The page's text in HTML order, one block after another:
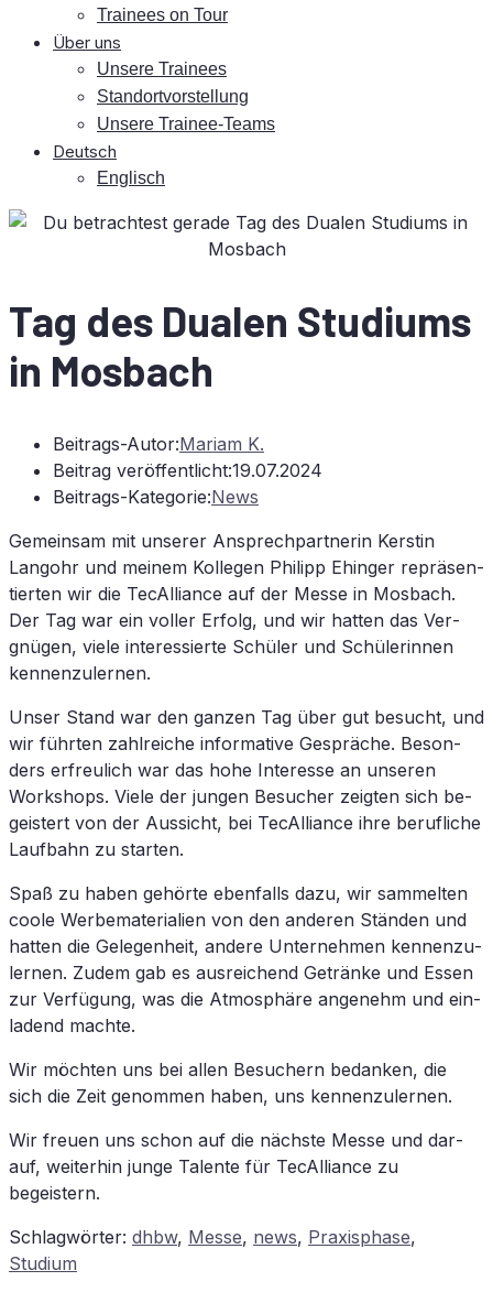
Trai­nees on Tour
Über uns
Un­se­re Trainees
Stand­ort­vor­stel­lung
Un­se­re Trainee-Teams
Deutsch
Eng­lisch
Tag des Dua­len Stu­di­ums
in Mosbach
Beitrags-Autor:Mariam K.
Beitrag veröffentlicht:19.07.2024
Beitrags-Kategorie:News
Ge­mein­sam mit un­se­rer An­sprech­part­ne­rin Kers­tin
Lang­ohr und mei­nem Kol­le­gen Phil­ipp Ehin­ger re­prä­sen­
tier­ten wir die TecAlliance auf der Mes­se in Mos­bach.
Der Tag war ein vol­ler Er­folg, und wir hat­ten das Ver­
gnü­gen, vie­le in­ter­es­sier­te Schü­ler und Schü­le­rin­nen
kennenzulernen.
Un­ser Stand war den gan­zen Tag über gut be­sucht, und
wir führ­ten zahl­rei­che in­for­ma­ti­ve Ge­sprä­che. Be­son­
ders er­freu­lich war das hohe In­ter­es­se an un­se­ren
Work­shops. Vie­le der jun­gen Be­su­cher zeig­ten sich be­
geis­tert von der Aus­sicht, bei TecAlliance ihre be­ruf­li­che
Lauf­bahn zu starten.
Spaß zu ha­ben ge­hör­te eben­falls dazu, wir sam­mel­ten
coo­le Wer­be­ma­te­ria­li­en von den an­de­ren Stän­den und
hat­ten die Ge­le­gen­heit, an­de­re Un­ter­neh­men ken­nen­zu­
ler­nen. Zu­dem gab es aus­rei­chend Ge­trän­ke und Es­sen
zur Ver­fü­gung, was die At­mo­sphä­re an­ge­nehm und ein­
la­dend machte.
Wir möch­ten uns bei al­len Be­su­chern be­dan­ken, die
sich die Zeit ge­nom­men ha­ben, uns kennenzulernen.
Wir freu­en uns schon auf die nächs­te Mes­se und dar­
auf, wei­ter­hin jun­ge Ta­len­te für TecAlliance zu
begeistern.
Schlagwörter: dhbw, Messe, news, Praxisphase,
Studium